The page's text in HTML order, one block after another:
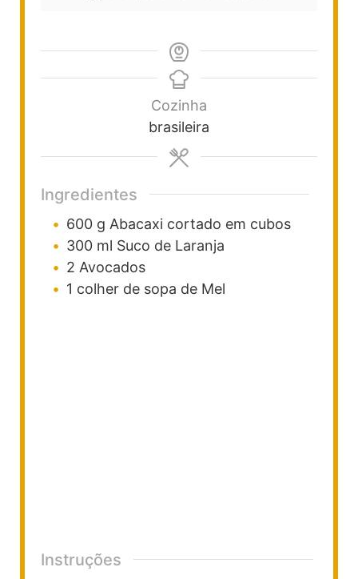
Cozinha
brasileira
Ingredientes
600 g Abacaxi cortado em cubos
300 ml Suco de Laranja
2 Avocados
1 colher de sopa de Mel
Instruções